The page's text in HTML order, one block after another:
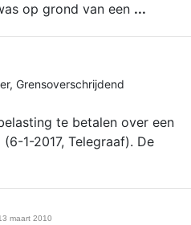
op grond van een ...
, Grensoverschrijdend
te betalen over een
1-2017, Telegraaf). De
maart 2010